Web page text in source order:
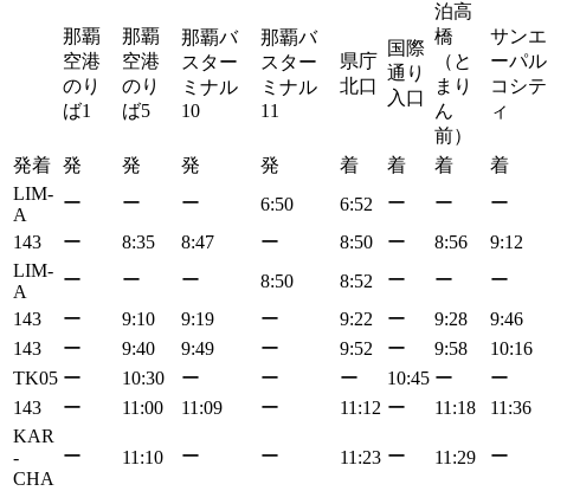
那覇
空港
のり
ば1
那覇
空港
のり
ば5
那覇バ
スター
ミナル
10
那覇バ
スター
ミナル
11
県庁
北口
国際
通り
入口
泊高
橋
（と
まり
ん
前）
サンエ
ーパル
コシテ
ィ
発着 発 発 発 発 着 着 着 着
LIM-
A
ー ー ー 6:50 6:52 ー ー ー
143
ー 8:35 8:47 ー 8:50 ー 8:56 9:12
LIM-
A
ー ー ー 8:50 8:52 ー ー ー
143
ー 9:10 9:19 ー 9:22 ー 9:28 9:46
143
ー 9:40 9:49 ー 9:52 ー 9:58 10:16
TK05 ー 10:30 ー ー ー 10:45 ー ー
143
ー 11:00 11:09 ー 11:12 ー 11:18 11:36
KAR
-
CHA
ー 11:10 ー ー 11:23 ー 11:29 ー